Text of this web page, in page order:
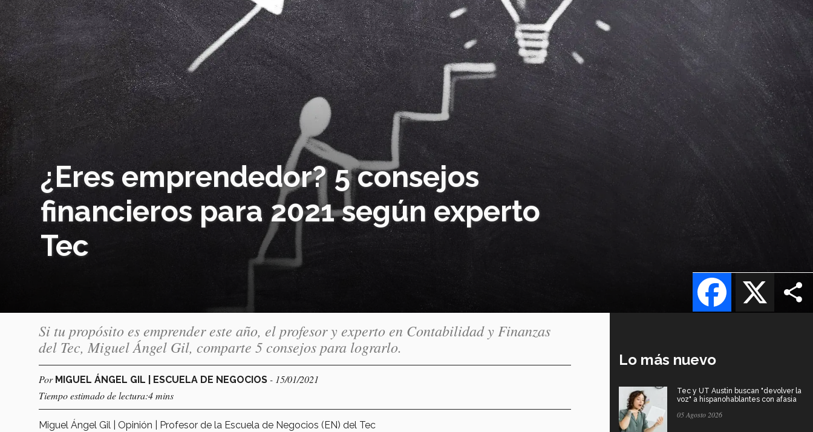
¿Eres emprendedor? 5 consejos
financieros para 2021 según experto
Tec
X
Facebook
Si tu propósito es emprender este año, el profesor y experto en Contabilidad y Finanzas
del Tec, Miguel Ángel Gil, comparte 5 consejos para lograrlo.
Por MIGUEL ÁNGEL GIL | ESCUELA DE NEGOCIOS - 15/01/2021
Tiempo estimado de lectura:4 mins
Miguel Ángel Gil | Opinión | Profesor de la Escuela de Negocios (EN) del Tec
Lo más nuevo
Tec y UT Austin buscan "devolver la
voz" a hispanohablantes con afasia
05 Agosto 2026